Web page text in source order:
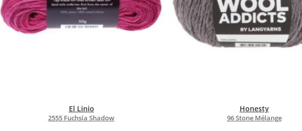
El Linio
2555 Fuchsia Shadow
Honesty
96 Stone Mélange